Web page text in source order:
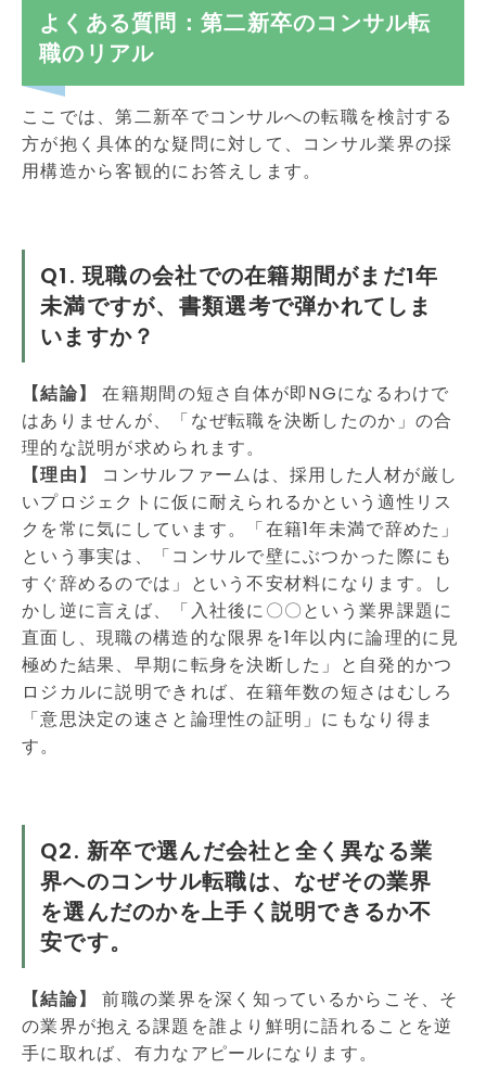
よくある質問：第二新卒のコンサル転
職のリアル
ここでは、第二新卒でコンサルへの転職を検討する
方が抱く具体的な疑問に対して、コンサル業界の採
用構造から客観的にお答えします。
Q1. 現職の会社での在籍期間がまだ1年
未満ですが、書類選考で弾かれてしま
いますか？
【結論】
在籍期間の短さ自体が即NGになるわけで
はありませんが、「なぜ転職を決断したのか」の合
理的な説明が求められます。
【理由】
コンサルファームは、採用した人材が厳し
いプロジェクトに仮に耐えられるかという適性リス
クを常に気にしています。「在籍1年未満で辞めた」
という事実は、「コンサルで壁にぶつかった際にも
すぐ辞めるのでは」という不安材料になります。し
かし逆に言えば、「入社後に〇〇という業界課題に
直面し、現職の構造的な限界を1年以内に論理的に見
極めた結果、早期に転身を決断した」と自発的かつ
ロジカルに説明できれば、在籍年数の短さはむしろ
「意思決定の速さと論理性の証明」にもなり得ま
す。
Q2. 新卒で選んだ会社と全く異なる業
界へのコンサル転職は、なぜその業界
を選んだのかを上手く説明できるか不
安です。
【結論】
前職の業界を深く知っているからこそ、そ
の業界が抱える課題を誰より鮮明に語れることを逆
手に取れば、有力なアピールになります。